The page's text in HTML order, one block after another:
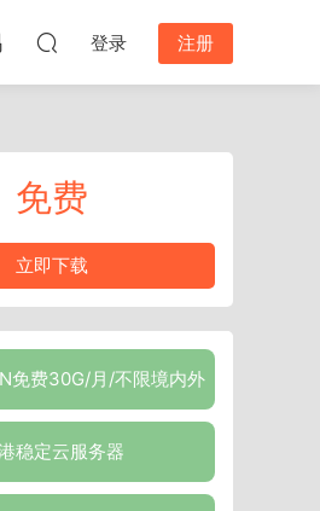
登录 注册
免费
立即下载
免费30G/月/不限境内外
稳定云服务器